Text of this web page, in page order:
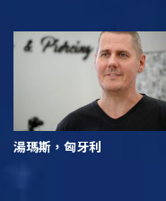
湯瑪斯，匈牙利